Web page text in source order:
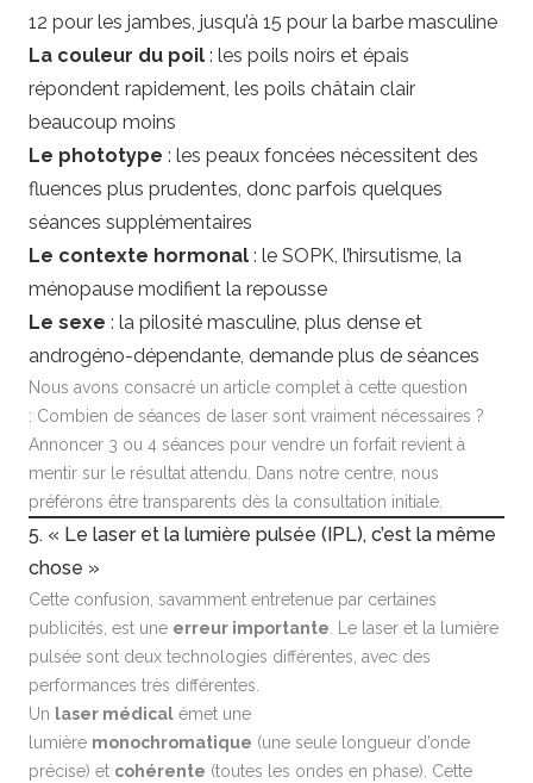
12 pour les jambes, jusqu’à 15 pour la barbe masculine
La couleur du poil : les poils noirs et épais
répondent rapidement, les poils châtain clair
beaucoup moins
Le phototype : les peaux foncées nécessitent des
fluences plus prudentes, donc parfois quelques
séances supplémentaires
Le contexte hormonal : le SOPK, l’hirsutisme, la
ménopause modifient la repousse
Le sexe : la pilosité masculine, plus dense et
androgéno-dépendante, demande plus de séances
Nous avons consacré un article complet à cette question
: Combien de séances de laser sont vraiment nécessaires ?
Annoncer 3 ou 4 séances pour vendre un forfait revient à
mentir sur le résultat attendu. Dans notre centre, nous
préférons être transparents dès la consultation initiale.
5. « Le laser et la lumière pulsée (IPL), c’est la même
chose »
Cette confusion, savamment entretenue par certaines
publicités, est une erreur importante . Le laser et la lumière
pulsée sont deux technologies différentes, avec des
performances très différentes.
Un laser médical émet une
lumière monochromatique (une seule longueur d’onde
précise) et cohérente (toutes les ondes en phase). Cette